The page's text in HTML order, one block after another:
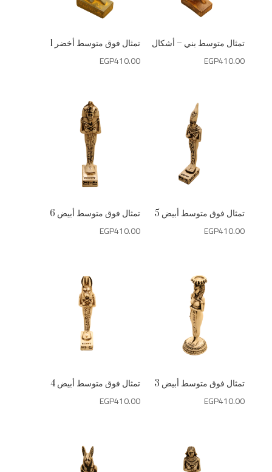
تمثال فوق متوسط أخضر 1
EGP410.00
تمثال متوسط بني – أشكال
EGP410.00
تمثال فوق متوسط أبيض 6
EGP410.00
تمثال فوق متوسط أبيض 5
EGP410.00
تمثال فوق متوسط أبيض 4
EGP410.00
تمثال فوق متوسط أبيض 3
EGP410.00